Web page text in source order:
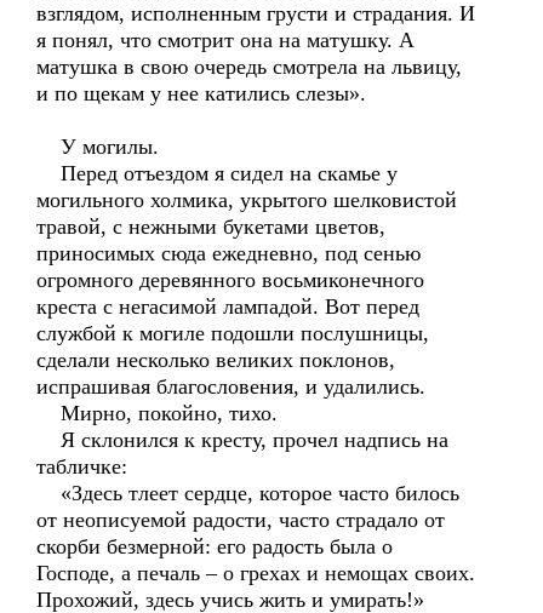
взглядом, исполненным грусти и страдания. И
я понял, что смотрит она на матушку. А
матушка в свою очередь смотрела на львицу,
и по щекам у нее катились слезы».
У могилы.
Перед отъездом я сидел на скамье у
могильного холмика, укрытого шелковистой
травой, с нежными букетами цветов,
приносимых сюда ежедневно, под сенью
огромного деревянного восьмиконечного
креста с негасимой лампадой. Вот перед
службой к могиле подошли послушницы,
сделали несколько великих поклонов,
испрашивая благословения, и удалились.
Мирно, покойно, тихо.
Я склонился к кресту, прочел надпись на
табличке:
«Здесь тлеет сердце, которое часто билось
от неописуемой радости, часто страдало от
скорби безмерной: его радость была о
Господе, а печаль – о грехах и немощах своих.
Прохожий, здесь учись жить и умирать!»